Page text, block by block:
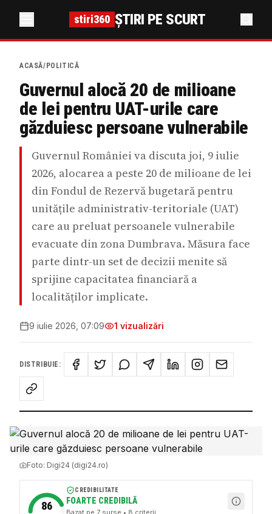
stiri360 ȘTIRI PE SCURT
ACASĂ/ POLITICĂ
Guvernul alocă 20 de milioane
de lei pentru UAT-urile care
găzduiesc persoane vulnerabile
Guvernul României va discuta joi, 9 iulie
2026, alocarea a peste 20 de milioane de lei
din Fondul de Rezervă bugetară pentru
unitățile administrativ-teritoriale (UAT)
care au preluat persoanele vulnerabile
evacuate din zona Dumbrava. Măsura face
parte dintr-un set de decizii menite să
sprijine capacitatea financiară a
localităților implicate.
9 iulie 2026, 07:09 1 vizualizări
DISTRIBUIE:
Foto: Digi24 (digi24.ro)
86
CREDIBILITATE
FOARTE CREDIBILĂ
Bazat pe 7 surse • 8 criterii